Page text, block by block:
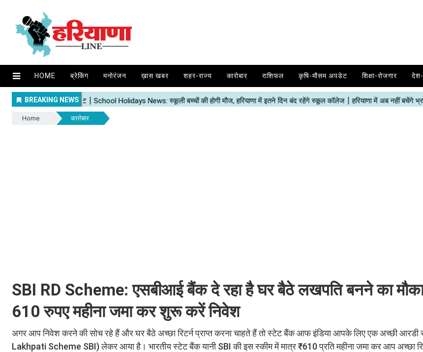
HOME ब्रेकिंग मनोरंजन ख़ास खबर शहर-राज्य कारोबार राशिफल कृषि-मौसम अपडेट शिक्षा-रोजगार देश-
Home कारोबार
SBI RD Scheme: एसबीआई बैंक दे रहा है घर बैठे लखपति बनने का
610 रुपए महीना जमा कर शुरू करें निवेश
अगर आप निवेश करने की सोच रहे हैं और घर बैठे अच्छा रिटर्न प्राप्त करना चाहते हैं तो स्टेट बैंक आफ इंडिया आपके लिए एक अच्छी आरडी
Lakhpati Scheme SBI) लेकर आया है। भारतीय स्टेट बैंक यानी SBI की इस स्कीम में मात्र ₹610 प्रति महीना जमा कर आप अच्छा